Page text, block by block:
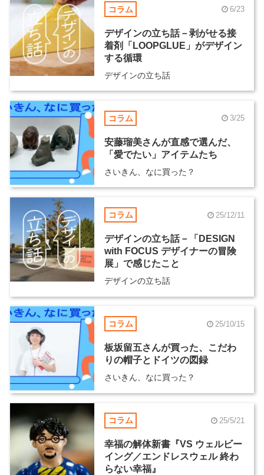
コラム 6/23
デザインの立ち話－剥がせる接
着剤「LOOPGLUE」がデザイン
する循環
デザインの立ち話
コラム 3/25
安藤瑠美さんが直感で選んだ、
「愛でたい」アイテムたち
さいきん、なに買った？
コラム 25/12/11
デザインの立ち話－「DESIGN
with FOCUS デザイナーの冒険
展」で感じたこと
デザインの立ち話
コラム 25/10/15
板坂留五さんが買った、こだわ
りの帽子とドイツの図録
さいきん、なに買った？
コラム 25/5/21
幸福の解体新書『VS ウェルビー
イング／エンドレスウェル 終わ
らない幸福』